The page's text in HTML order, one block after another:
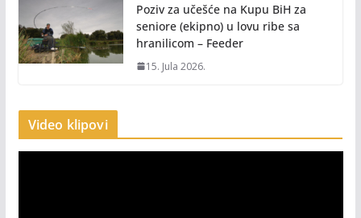
Poziv za učešće na Kupu BiH za
seniore (ekipno) u lovu ribe sa
hranilicom – Feeder
15. Jula 2026.
Video klipovi